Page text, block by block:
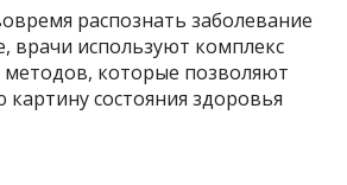
распознать заболевание
врачи используют комплекс
методов, которые позволяют
состояния здоровья